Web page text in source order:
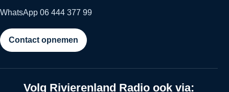
WhatsApp 06 444 377 99
Contact opnemen
Volg Rivierenland Radio ook via: